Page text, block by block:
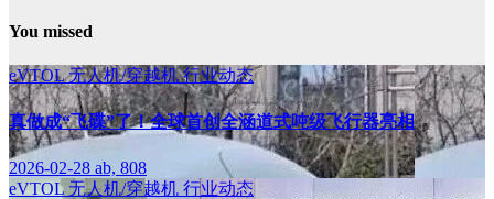
You missed
eVTOL无人机/穿越机行业动态
真做成“飞碟”了！全球首创全涵道式吨级飞行器亮相
2026-02-28 ab, 808
eVTOL 无人机/穿越机 行业动态